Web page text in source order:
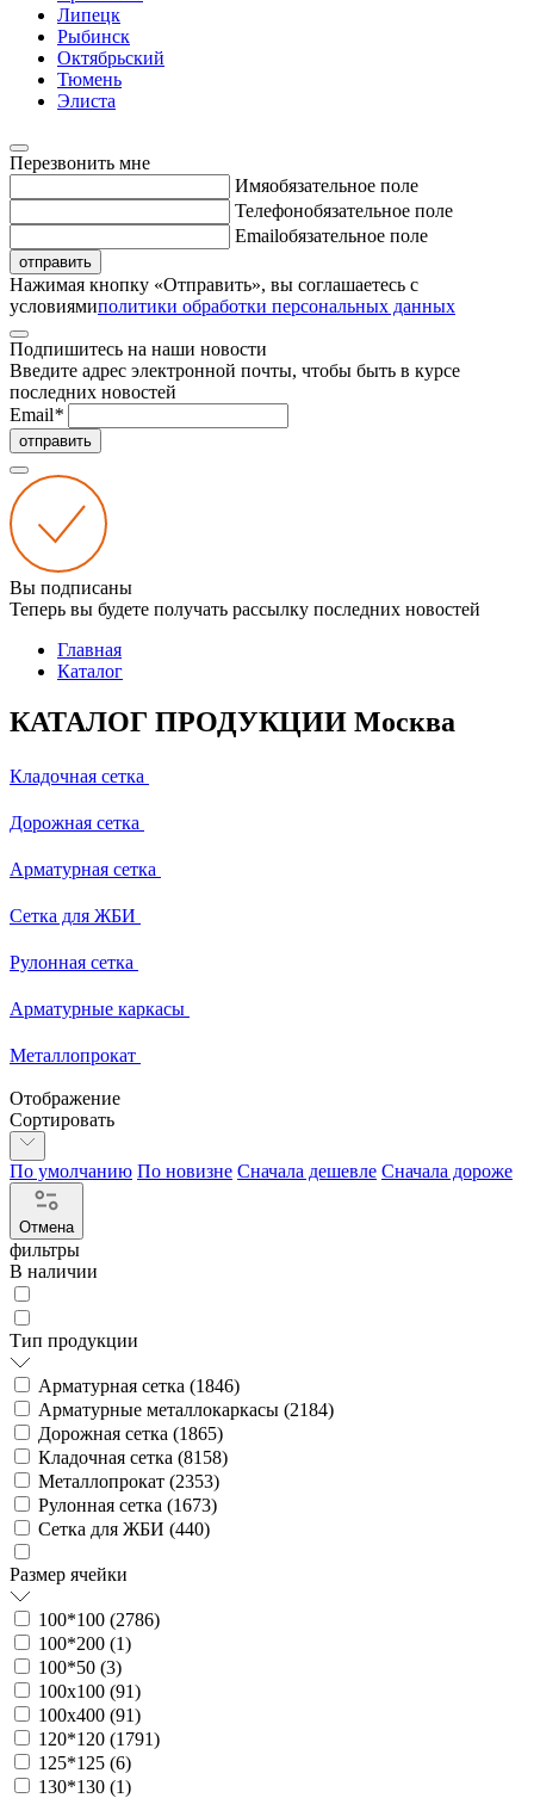
Липецк
Рыбинск
Октябрьский
Тюмень
Элиста
Перезвонить мне
Имяобязательное поле
Телефонобязательное поле
Emailобязательное поле
отправить
Нажимая кнопку «Отправить», вы соглашаетесь с
условиямиполитики обработки персональных данных
Подпишитесь на наши новости
Введите адрес электронной почты, чтобы быть в курсе
последних новостей
Email*
отправить
Вы подписаны
Теперь вы будете получать рассылку последних новостей
Главная
Каталог
КАТАЛОГ ПРОДУКЦИИ Москва
Кладочная сетка
Дорожная сетка
Арматурная сетка
Сетка для ЖБИ
Рулонная сетка
Арматурные каркасы
Металлопрокат
Отображение
Сортировать
По умолчанию По новизне Сначала дешевле Сначала дороже
Отмена
фильтры
В наличии
Тип продукции
Арматурная сетка (1846)
Арматурные металлокаркасы (2184)
Дорожная сетка (1865)
Кладочная сетка (8158)
Металлопрокат (2353)
Рулонная сетка (1673)
Сетка для ЖБИ (440)
Размер ячейки
100*100 (2786)
100*200 (1)
100*50 (3)
100х100 (91)
100х400 (91)
120*120 (1791)
125*125 (6)
130*130 (1)